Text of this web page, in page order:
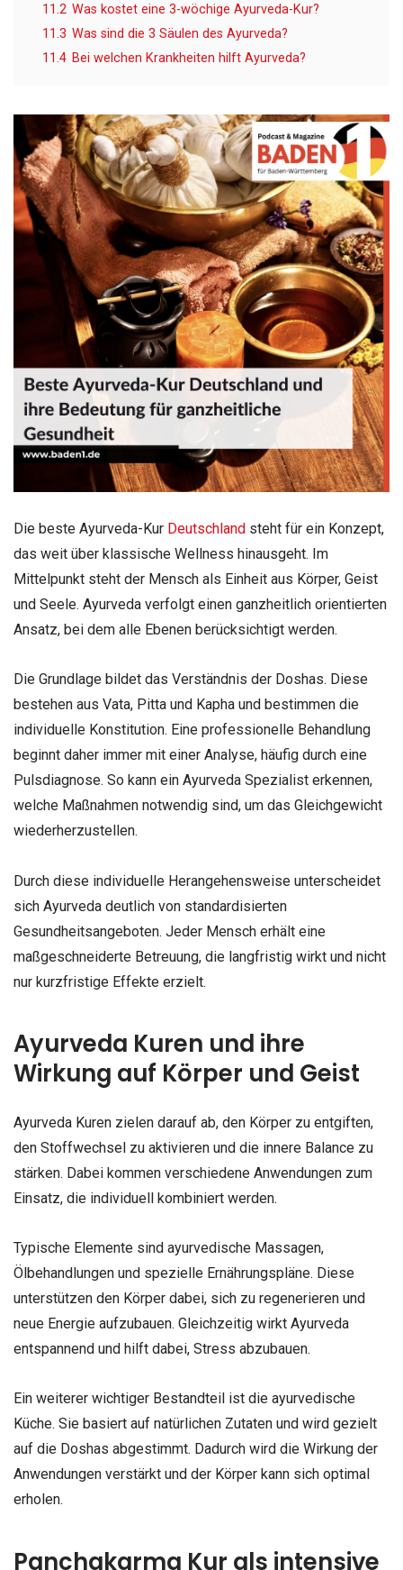
11.2 Was kostet eine 3-wöchige Ayurveda-Kur?
11.3 Was sind die 3 Säulen des Ayurveda?
11.4 Bei welchen Krankheiten hilft Ayurveda?
Die beste Ayurveda-Kur Deutschland steht für ein Konzept,
das weit über klassische Wellness hinausgeht. Im
Mittelpunkt steht der Mensch als Einheit aus Körper, Geist
und Seele. Ayurveda verfolgt einen ganzheitlich orientierten
Ansatz, bei dem alle Ebenen berücksichtigt werden.
Die Grundlage bildet das Verständnis der Doshas. Diese
bestehen aus Vata, Pitta und Kapha und bestimmen die
individuelle Konstitution. Eine professionelle Behandlung
beginnt daher immer mit einer Analyse, häufig durch eine
Pulsdiagnose. So kann ein Ayurveda Spezialist erkennen,
welche Maßnahmen notwendig sind, um das Gleichgewicht
wiederherzustellen.
Durch diese individuelle Herangehensweise unterscheidet
sich Ayurveda deutlich von standardisierten
Gesundheitsangeboten. Jeder Mensch erhält eine
maßgeschneiderte Betreuung, die langfristig wirkt und nicht
nur kurzfristige Effekte erzielt.
Ayurveda Kuren und ihre
Wirkung auf Körper und Geist
Ayurveda Kuren zielen darauf ab, den Körper zu entgiften,
den Stoffwechsel zu aktivieren und die innere Balance zu
stärken. Dabei kommen verschiedene Anwendungen zum
Einsatz, die individuell kombiniert werden.
Typische Elemente sind ayurvedische Massagen,
Ölbehandlungen und spezielle Ernährungspläne. Diese
unterstützen den Körper dabei, sich zu regenerieren und
neue Energie aufzubauen. Gleichzeitig wirkt Ayurveda
entspannend und hilft dabei, Stress abzubauen.
Ein weiterer wichtiger Bestandteil ist die ayurvedische
Küche. Sie basiert auf natürlichen Zutaten und wird gezielt
auf die Doshas abgestimmt. Dadurch wird die Wirkung der
Anwendungen verstärkt und der Körper kann sich optimal
erholen.
Panchakarma Kur als intensive